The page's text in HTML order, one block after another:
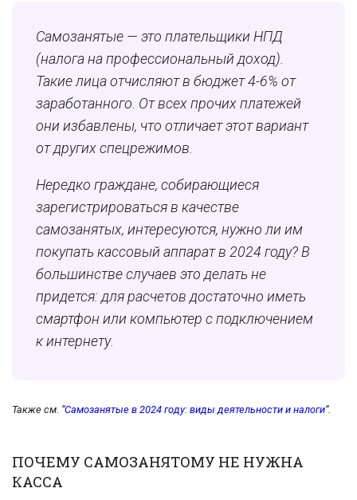
Самозанятые — это плательщики НПД
(налога на профессиональный доход).
Такие лица отчисляют в бюджет 4-6% от
заработанного. От всех прочих платежей
они избавлены, что отличает этот вариант
от других спецрежимов.
Нередко граждане, собирающиеся
зарегистрироваться в качестве
самозанятых, интересуются, нужно ли им
покупать кассовый аппарат в 2024 году? В
большинстве случаев это делать не
придется: для расчетов достаточно иметь
смартфон или компьютер с подключением
к интернету.
Также см. “Самозанятые в 2024 году: виды деятельности и налоги“.
ПОЧЕМУ САМОЗАНЯТОМУ НЕ НУЖНА
КАССА